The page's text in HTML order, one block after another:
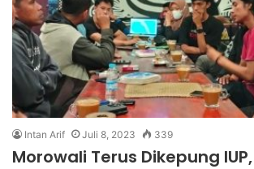
Intan Arif Juli 8, 2023 339
Morowali Terus Dikepung